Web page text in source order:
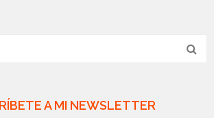
A MI NEWSLETTER